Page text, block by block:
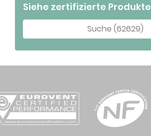
Siehe zertifizierte Produkte
Suche (62629)